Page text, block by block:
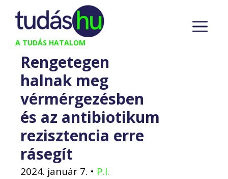
Kilépés
tartalomba
A TUDÁS HATALOM
Rengetegen
halnak meg
vérmérgezésben
és az antibiotikum
rezisztencia erre
rásegít
2024. január 7. • P.I.